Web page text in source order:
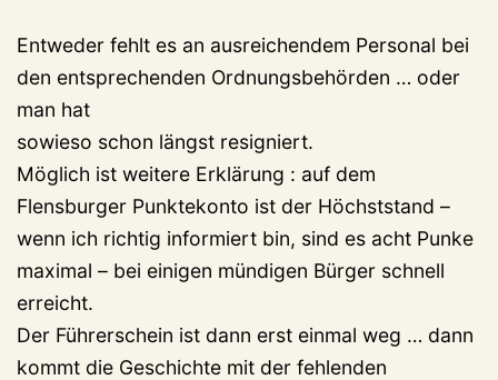
Entweder fehlt es an ausreichendem Personal bei
den entsprechenden Ordnungsbehörden … oder
man hat
sowieso schon längst resigniert.
Möglich ist weitere Erklärung : auf dem
Flensburger Punktekonto ist der Höchststand –
wenn ich richtig informiert bin, sind es acht Punke
maximal – bei einigen mündigen Bürger schnell
erreicht.
Der Führerschein ist dann erst einmal weg … dann
kommt die Geschichte mit der fehlenden